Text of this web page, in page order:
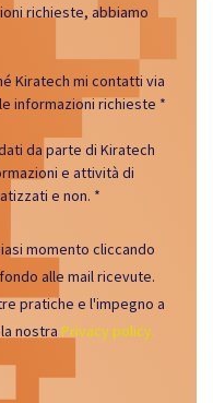
richieste, abbiamo
Kiratech mi contatti via
informazioni richieste *
da parte di Kiratech
e attività di
e non. *
momento cliccando
alle mail ricevute.
pratiche e l'impegno a
nostra Privacy policy.